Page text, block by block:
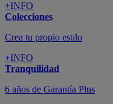
+INFO
Colecciones
Crea tu propio estilo
+INFO
Tranquilidad
6 años de Garantía Plus